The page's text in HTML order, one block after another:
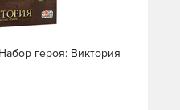
героя: Виктория